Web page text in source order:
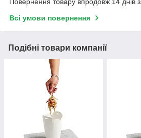
Повернення товару впродовж 14 днів
Всі умови повернення
Подібні товари компанії